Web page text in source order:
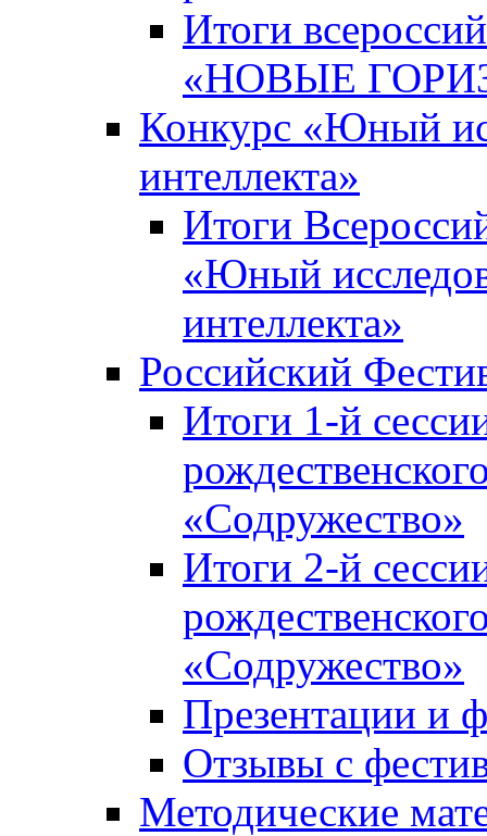
Итоги
«НОВЫЕ
Конкурс «Юный
интеллекта»
Итоги
«Юный
интеллекта»
Российский
Итоги 1-й
«Содружество»
Итоги 2-й
«Содружество»
Презентации и
Отзывы с
Методические